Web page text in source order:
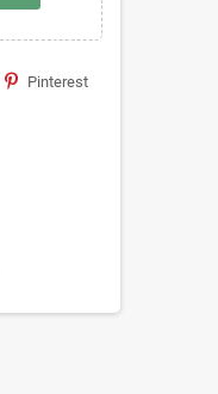
Pinterest